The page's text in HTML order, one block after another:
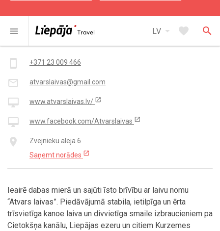
menu LV arrow_drop_down favorite search
smartphone +371 23 009 466
mail_outline atvarslaivas@gmail.com
desktop_mac www.atvarslaivas.lv/ open_in_new
desktop_mac www.facebook.com/Atvarslaivas open_in_new
place
Zvejnieku aleja 6
Saņemt norādes open_in_new
Ieairē dabas mierā un sajūti īsto brīvību ar laivu nomu
“Atvars laivas”. Piedāvājumā stabila, ietilpīga un ērta
trīsvietīga kanoe laiva un divvietīga smaile izbraucieniem pa
Cietokšņa kanālu, Liepājas ezeru un citiem Kurzemes